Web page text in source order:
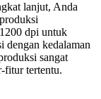
lanjut, Anda
dpi untuk
dengan kedalaman
sangat
fitur tertentu.